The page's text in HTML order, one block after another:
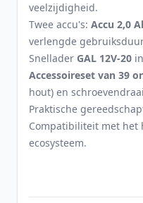
veelzijdigheid.
Twee accu's: Accu 2,0
verlengde
Snellader GAL 12V-20
Accessoireset van 39
hout) en
Praktische
Compatibiliteit met het
ecosysteem.